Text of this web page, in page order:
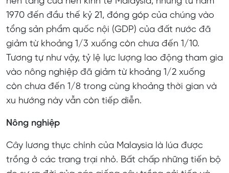
1970 đến đầu thế kỷ 21, đóng góp của chúng vào
tổng sản phẩm quốc nội (GDP) của đất nước đã
giảm từ khoảng 1/3 xuống còn chưa đến 1/10.
Tương tự như vậy, tỷ lệ lực lượng lao động tham gia
vào nông nghiệp đã giảm từ khoảng 1/2 xuống
còn chưa đến 1/8 trong cùng khoảng thời gian và
xu hướng này vẫn còn tiếp diễn.
Nông nghiệp
Cây lương thực chính của Malaysia là lúa được
trồng ở các trang trại nhỏ. Bất chấp những tiến bộ